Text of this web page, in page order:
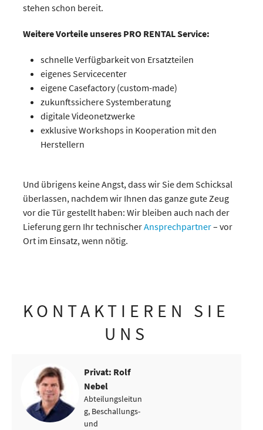
stehen schon bereit.
Weitere Vorteile unseres PRO RENTAL Service:
schnelle Verfügbarkeit von Ersatzteilen
eigenes Servicecenter
eigene Casefactory (custom-made)
zukunftssichere Systemberatung
digitale Videonetzwerke
exklusive Workshops in Kooperation mit den
Herstellern
Und übrigens keine Angst, dass wir Sie dem Schicksal
überlassen, nachdem wir Ihnen das ganze gute Zeug
vor die Tür gestellt haben: Wir bleiben auch nach der
Lieferung gern Ihr technischerAnsprechpartner– vor
Ort im Einsatz, wenn nötig.
KONTAKTIEREN SIE
UNS
Privat: Rolf
Nebel
Abteilungsleitun
g, Beschallungs-
und